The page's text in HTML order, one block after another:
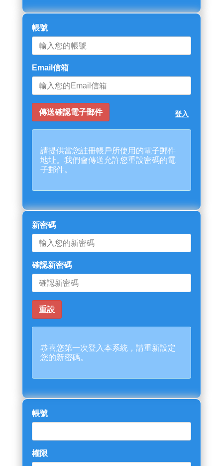
帳號
Email信箱
登入
請提供當您註冊帳戶所使用的電子郵件
地址。我們會傳送允許您重設密碼的電
子郵件。
新密碼
確認新密碼
恭喜您第一次登入本系統，請重新設定
您的新密碼。
帳號
權限